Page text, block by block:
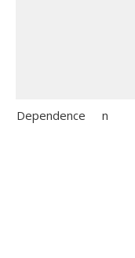
Dependence
n